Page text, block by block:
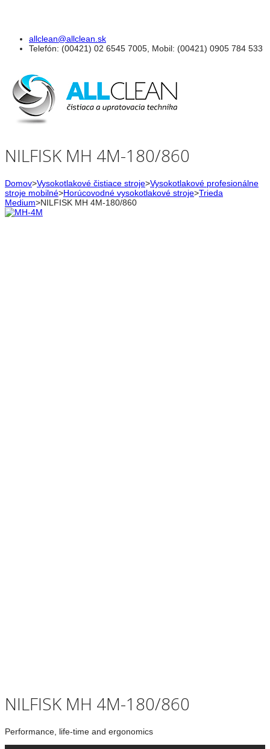
allclean@allclean.sk
Telefón: (00421) 02 6545 7005, Mobil: (00421) 0905 784 533
NILFISK MH 4M-180/860
Domov>Vysokotlakové čistiace stroje>Vysokotlakové profesionálne
stroje mobilné>Horúcovodné vysokotlakové stroje>Trieda
Medium>NILFISK MH 4M-180/860
NILFISK MH 4M-180/860
Performance, life-time and ergonomics